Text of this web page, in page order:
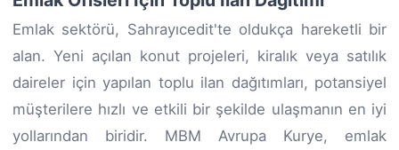
Emlak sektörü, Sahrayıcedit'te oldukça hareketli bir
alan. Yeni açılan konut projeleri, kiralık veya satılık
daireler için yapılan toplu ilan dağıtımları, potansiyel
müşterilere hızlı ve etkili bir şekilde ulaşmanın en iyi
yollarından biridir. MBM Avrupa Kurye, emlak